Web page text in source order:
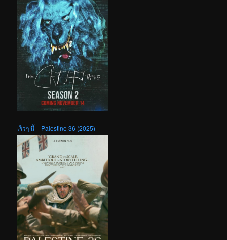
เร็วๆ นี้ – Palestine 36 (2025)